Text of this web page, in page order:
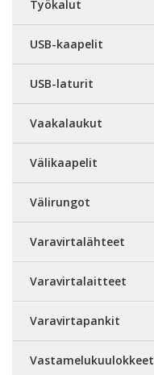
Työkalut
USB-kaapelit
USB-laturit
Vaakalaukut
Välikaapelit
Välirungot
Varavirtalähteet
Varavirtalaitteet
Varavirtapankit
Vastamelukuulokkeet